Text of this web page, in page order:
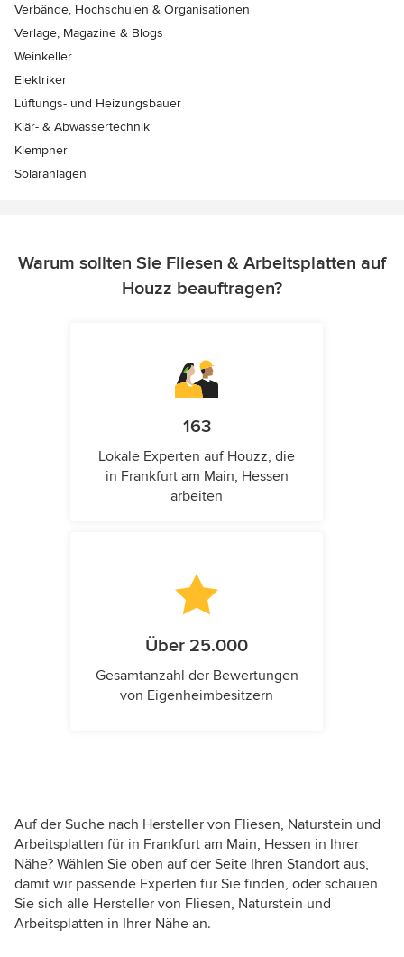
Verbände, Hochschulen & Organisationen
Verlage, Magazine & Blogs
Weinkeller
Elektriker
Lüftungs- und Heizungsbauer
Klär- & Abwassertechnik
Klempner
Solaranlagen
Warum sollten Sie Fliesen & Arbeitsplatten auf
Houzz beauftragen?
163
Lokale Experten auf Houzz, die
in Frankfurt am Main, Hessen
arbeiten
Über 25.000
Gesamtanzahl der Bewertungen
von Eigenheimbesitzern
Auf der Suche nach Hersteller von Fliesen, Naturstein und
Arbeitsplatten für in Frankfurt am Main, Hessen in Ihrer
Nähe? Wählen Sie oben auf der Seite Ihren Standort aus,
damit wir passende Experten für Sie finden, oder schauen
Sie sich alle Hersteller von Fliesen, Naturstein und
Arbeitsplatten in Ihrer Nähe an.